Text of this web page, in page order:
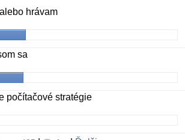
hrávam
sa
počítačové stratégie